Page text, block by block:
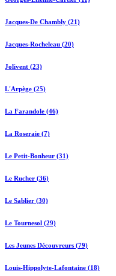
Jacques-De Chambly (21)
Jacques-Rocheleau (20)
Jolivent (23)
L'Arpège (25)
La Farandole (46)
La Roseraie (7)
Le Petit-Bonheur (31)
Le Rucher (36)
Le Sablier (30)
Le Tournesol (29)
Les Jeunes Découvreurs (79)
Louis-Hippolyte-Lafontaine (18)